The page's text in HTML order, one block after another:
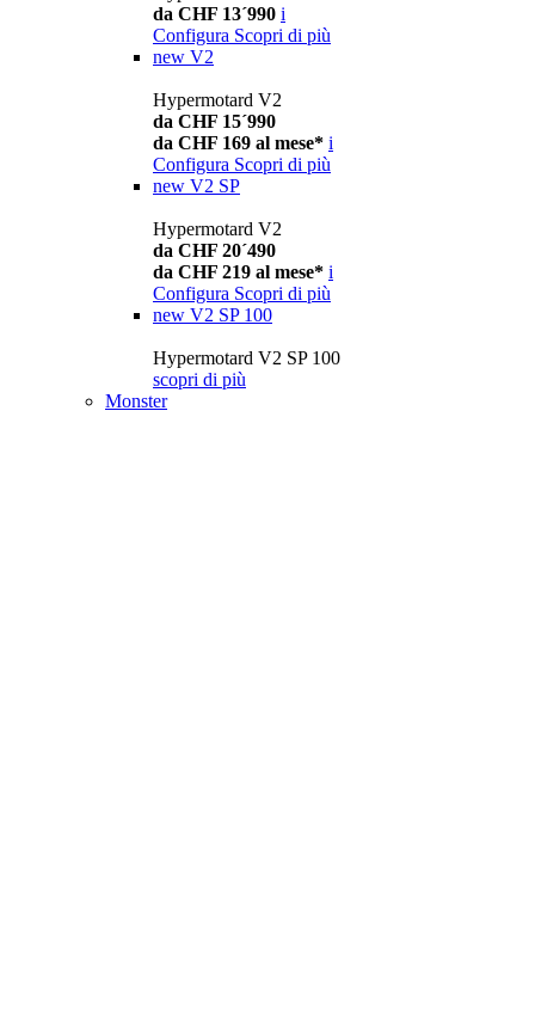
da CHF 13´990 i
Configura Scopri di più
new V2
Hypermotard V2
da CHF 15´990
da CHF 169 al mese* i
Configura Scopri di più
new V2 SP
Hypermotard V2
da CHF 20´490
da CHF 219 al mese* i
Configura Scopri di più
new V2 SP 100
Hypermotard V2 SP 100
scopri di più
Monster